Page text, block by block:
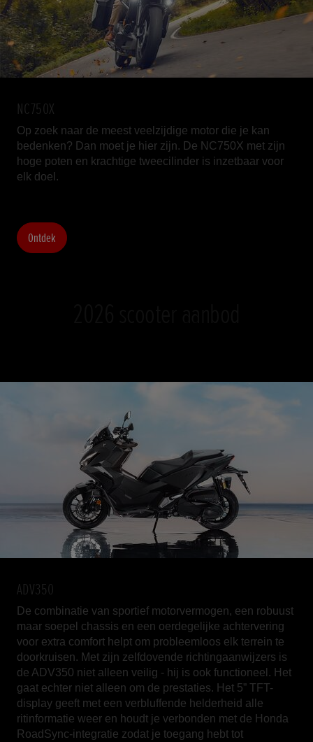
NC750X
Op zoek naar de meest veelzijdige motor die je kan
bedenken? Dan moet je hier zijn. De NC750X met zijn
hoge poten en krachtige tweecilinder is inzetbaar voor
elk doel.
Ontdek
ADV350
De combinatie van sportief motorvermogen, een robuust
maar soepel chassis en een oerdegelijke achtervering
voor extra comfort helpt om probleemloos elk terrein te
doorkruisen. Met zijn zelfdovende richtingaanwijzers is
de ADV350 niet alleen veilig - hij is ook functioneel. Het
gaat echter niet alleen om de prestaties. Het 5” TFT-
display geeft met een verbluffende helderheid alle
ritinformatie weer en houdt je verbonden met de Honda
RoadSync-integratie zodat je toegang hebt tot